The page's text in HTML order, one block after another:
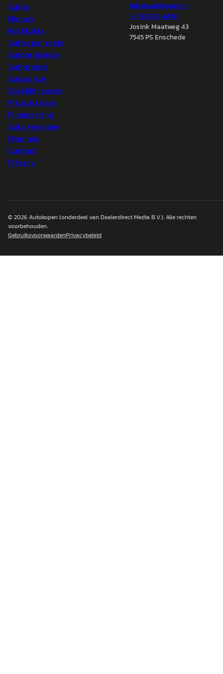
Auto's
Nieuws
Marktdata
Auto's per regio
Autoprijsindex
Autotrends
Autowijzer
Zakelijk leasen
Private Lease
Financiering
Auto verkopen
Over ons
Contact
Privacy
info@autokopen.nl
+31 53 208 4490
Josink Maatweg 43
7545 PS Enschede
© 2026Autokopen(onderdeel van Dealerdirect Media B.V.). Alle rechten
voorbehouden.
GebruiksvoorwaardenPrivacybeleid